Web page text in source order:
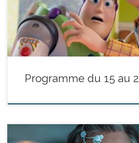
d'aujourd'hui s’appelle... l'électronique !
18/07 - 14:30 Dim 19/07 - 14:30 réalisé par
Programme du 15 au